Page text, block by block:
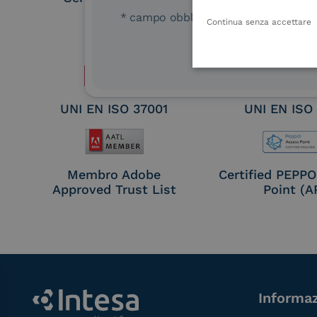
Electronic
UNI EN ISO 37001 UNI EN ISO
Membro Adobe
Approved Trust List
Certified
Point
* campo obbligatorioContinua senza accettare